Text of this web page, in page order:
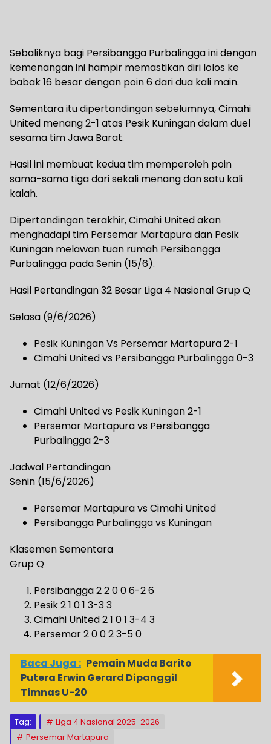
Sebaliknya bagi Persibangga Purbalingga ini dengan
kemenangan ini hampir memastikan diri lolos ke
babak 16 besar dengan poin 6 dari dua kali main.
Sementara itu dipertandingan sebelumnya, Cimahi
United menang 2-1 atas Pesik Kuningan dalam duel
sesama tim Jawa Barat.
Hasil ini membuat kedua tim memperoleh poin
sama-sama tiga dari sekali menang dan satu kali
kalah.
Dipertandingan terakhir, Cimahi United akan
menghadapi tim Persemar Martapura dan Pesik
Kuningan melawan tuan rumah Persibangga
Purbalingga pada Senin (15/6).
Hasil Pertandingan 32 Besar Liga 4 Nasional Grup Q
Selasa (9/6/2026)
Pesik Kuningan Vs Persemar Martapura 2-1
Cimahi United vs Persibangga Purbalingga 0-3
Jumat (12/6/2026)
Cimahi United vs Pesik Kuningan 2-1
Persemar Martapura vs Persibangga
Purbalingga 2-3
Jadwal Pertandingan
Senin (15/6/2026)
Persemar Martapura vs Cimahi United
Persibangga Purbalingga vs Kuningan
Klasemen Sementara
Grup Q
Persibangga 2 2 0 0 6-2 6
Pesik 2 1 0 1 3-3 3
Cimahi United 2 1 0 1 3-4 3
Persemar 2 0 0 2 3-5 0
Baca Juga : Pemain Muda Barito
Putera Erwin Gerard Dipanggil
Timnas U-20
Tag:
Liga 4 Nasional 2025-2026
Persemar Martapura